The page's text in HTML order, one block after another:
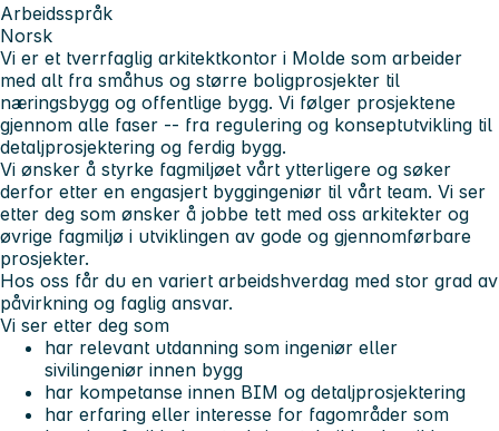
Arbeidsspråk
Norsk
Vi er et tverrfaglig arkitektkontor i Molde som arbeider
med alt fra småhus og større boligprosjekter til
næringsbygg og offentlige bygg. Vi følger prosjektene
gjennom alle faser -- fra regulering og konseptutvikling til
detaljprosjektering og ferdig bygg.
Vi ønsker å styrke fagmiljøet vårt ytterligere og søker
derfor etter en engasjert byggingeniør til vårt team. Vi ser
etter deg som ønsker å jobbe tett med oss arkitekter og
øvrige fagmiljø i utviklingen av gode og gjennomførbare
prosjekter.
Hos oss får du en variert arbeidshverdag med stor grad av
påvirkning og faglig ansvar.
Vi ser etter deg som
har relevant utdanning som ingeniør eller
sivilingeniør innen bygg
har kompetanse innen BIM og detaljprosjektering
har erfaring eller interesse for fagområder som